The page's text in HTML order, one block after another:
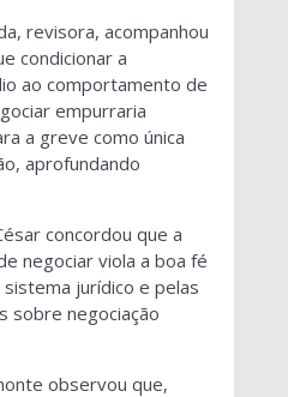
revisora, acompanhou
condicionar a
ao comportamento de
empurraria
a greve como única
aprofundando
concordou que a
negociar viola a boa fé
jurídico e pelas
sobre negociação
observou que,